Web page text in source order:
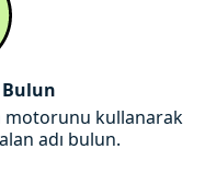
Bulun
motorunu kullanarak
adı bulun.